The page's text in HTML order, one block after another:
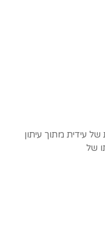
עידית מתוך עיתון
של